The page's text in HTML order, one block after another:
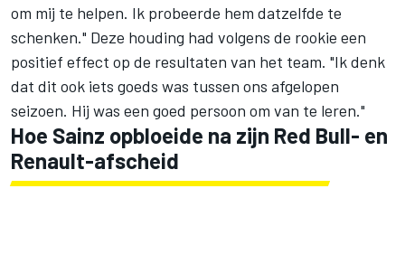
om mij te helpen. Ik probeerde hem datzelfde te
schenken." Deze houding had volgens de rookie een
positief effect op de resultaten van het team. "Ik denk
dat dit ook iets goeds was tussen ons afgelopen
seizoen. Hij was een goed persoon om van te leren."
Hoe Sainz opbloeide na zijn Red Bull- en
Renault-afscheid